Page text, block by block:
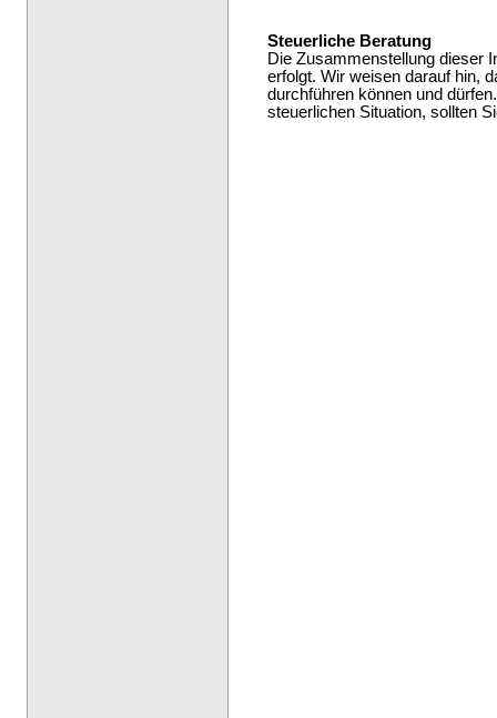
Steuerliche Beratung
Die Zusammenstellung dieser
erfolgt. Wir weisen darauf hin,
durchführen können und
steuerlichen Situation, sollten